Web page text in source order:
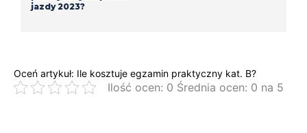
jazdy 2023?
Oceń artykuł: Ile kosztuje egzamin praktyczny kat. B?
Ilość ocen: 0 Średnia ocen: 0 na 5